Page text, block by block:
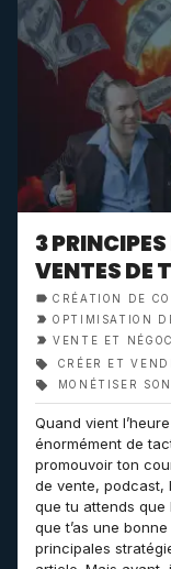
3 PRINCIPES
VENTES DE
CRÉATION DE
OPTIMISATION
VENTE ET
CRÉER ET
MONÉTISER
Quand vient
énormément de
promouvoir ton
de vente, podcast,
que tu attends que
que t’as une
principales